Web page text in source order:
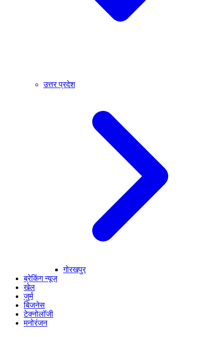
उत्तर प्रदेश
गोरखपुर
ब्रेकिंग न्यूज़
खेल
जुर्म
बिजनेस
टेक्नोलॉजी
मनोरंजन